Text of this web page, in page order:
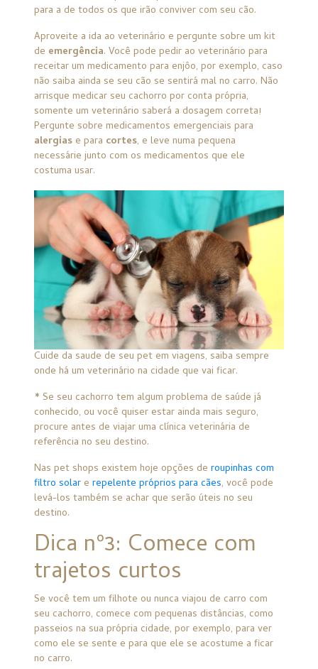
para a de todos os que irão conviver com seu cão.
Aproveite a ida ao veterinário e pergunte sobre um kit
de emergência. Você pode pedir ao veterinário para
receitar um medicamento para enjôo, por exemplo, caso
não saiba ainda se seu cão se sentirá mal no carro. Não
arrisque medicar seu cachorro por conta própria,
somente um veterinário saberá a dosagem correta!
Pergunte sobre medicamentos emergenciais para
alergias e para cortes, e leve numa pequena
necessárie junto com os medicamentos que ele
costuma usar.
Cuide da saude de seu pet em viagens, saiba sempre
onde há um veterinário na cidade que vai ficar.
* Se seu cachorro tem algum problema de saúde já
conhecido, ou você quiser estar ainda mais seguro,
procure antes de viajar uma clínica veterinária de
referência no seu destino.
Nas pet shops existem hoje opções deroupinhas com
filtro solar erepelente próprios para cães, você pode
levá-los também se achar que serão úteis no seu
destino.
Dica nº3: Comece com
trajetos curtos
Se você tem um filhote ou nunca viajou de carro com
seu cachorro, comece com pequenas distâncias, como
passeios na sua própria cidade, por exemplo, para ver
como ele se sente e para que ele se acostume a ficar
no carro.